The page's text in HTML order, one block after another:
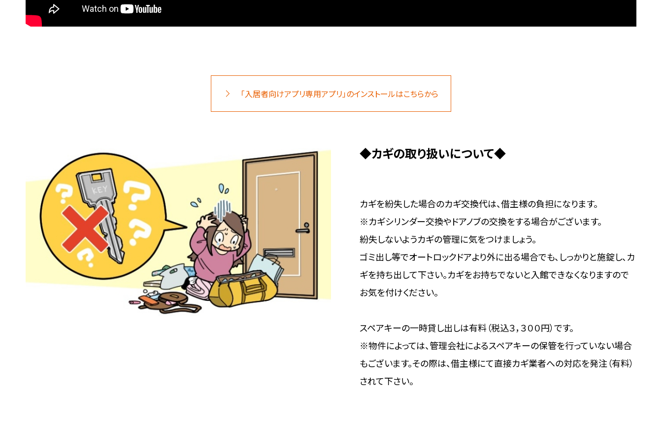
「入居者向けアプリ専用アプリ」のインストールはこちらから
◆カギの取り扱いについて◆
カギを紛失した場合のカギ交換代は、借主様の負担になります。
※カギシリンダー交換やドアノブの交換をする場合がございます。
紛失しないようカギの管理に気をつけましょう。
ゴミ出し等でオートロックドアより外に出る場合でも、しっかりと施錠し、カ
ギを持ち出して下さい。カギをお持ちでないと入館できなくなりますので
お気を付けください。
スペアキーの一時貸し出しは有料（税込３，３００円）です。
※物件によっては、管理会社によるスペアキーの保管を行っていない場合
もございます。その際は、借主様にて直接カギ業者への対応を発注（有料）
されて下さい。